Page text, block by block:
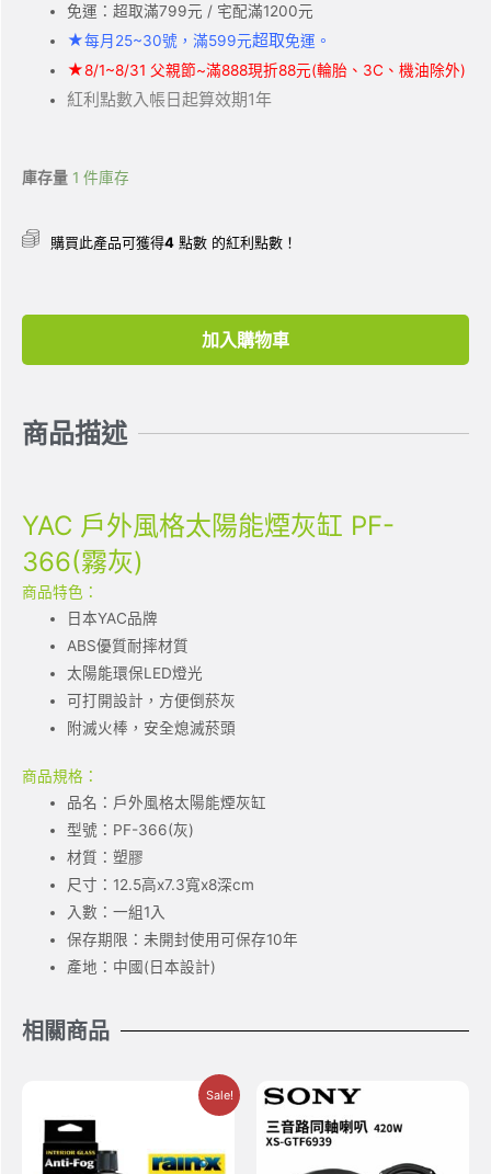
免運：超取滿799元 / 宅配滿1200元
★每月25~30號，滿599元超取免運。
★8/1~8/31 父親節~滿888現折88元(輪胎、3C、機油除外)
紅利點數入帳日起算效期1年
庫存量 1 件庫存
購買此產品可獲得4 點數 的紅利點數！
加入購物車
商品描述
YAC 戶外風格太陽能煙灰缸 PF-
366(霧灰)
商品特色：
日本YAC品牌
ABS優質耐摔材質
太陽能環保LED燈光
可打開設計，方便倒菸灰
附滅火棒，安全熄滅菸頭
商品規格：
品名：戶外風格太陽能煙灰缸
型號：PF-366(灰)
材質：塑膠
尺寸：12.5高x7.3寬x8深cm
入數：一組1入
保存期限：未開封使用可保存10年
產地：中國(日本設計)
相關商品
Sale!